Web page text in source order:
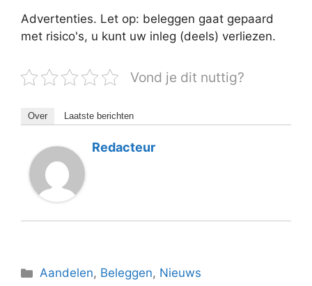
Advertenties. Let op: beleggen gaat gepaard
met risico's, u kunt uw inleg (deels) verliezen.
Vond je dit nuttig?
Over Laatste berichten
Redacteur
Categorieën
Aandelen, Beleggen, Nieuws